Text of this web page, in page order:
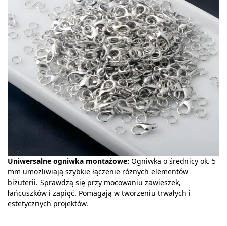
Uniwersalne ogniwka montażowe: Ogniwka o średnicy ok. 5
mm umożliwiają szybkie łączenie różnych elementów
biżuterii. Sprawdzą się przy mocowaniu zawieszek,
łańcuszków i zapięć. Pomagają w tworzeniu trwałych i
estetycznych projektów.